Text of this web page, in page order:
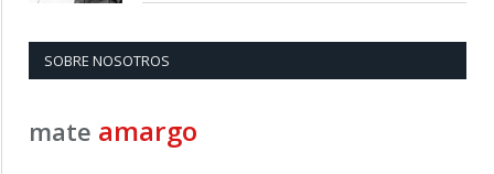
SOBRE NOSOTROS
mate amargo